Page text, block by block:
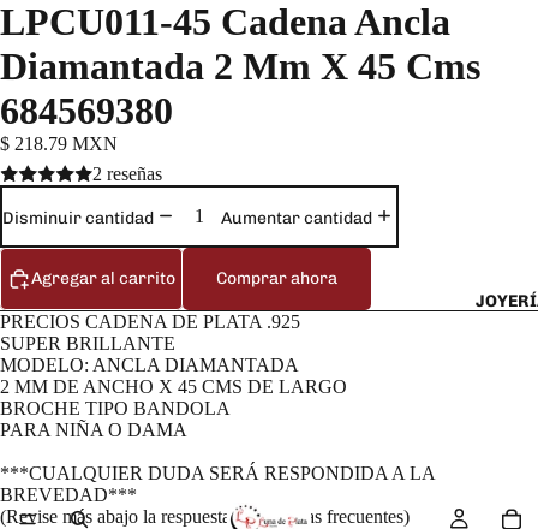
LPCU011-45 Cadena Ancla
Diamantada 2 Mm X 45 Cms
684569380
$ 218.79 MXN
2 reseñas
Disminuir cantidad Aumentar cantidad
Agregar al carrito Comprar ahora
PRECIOS CADENA DE PLATA .925
SUPER BRILLANTE
MODELO: ANCLA DIAMANTADA
2 MM DE ANCHO X 45 CMS DE LARGO
BROCHE TIPO BANDOLA
PARA NIÑA O DAMA
***CUALQUIER DUDA SERÁ RESPONDIDA A LA
BREVEDAD***
(Revise más abajo la respuesta a preguntas frecuentes)